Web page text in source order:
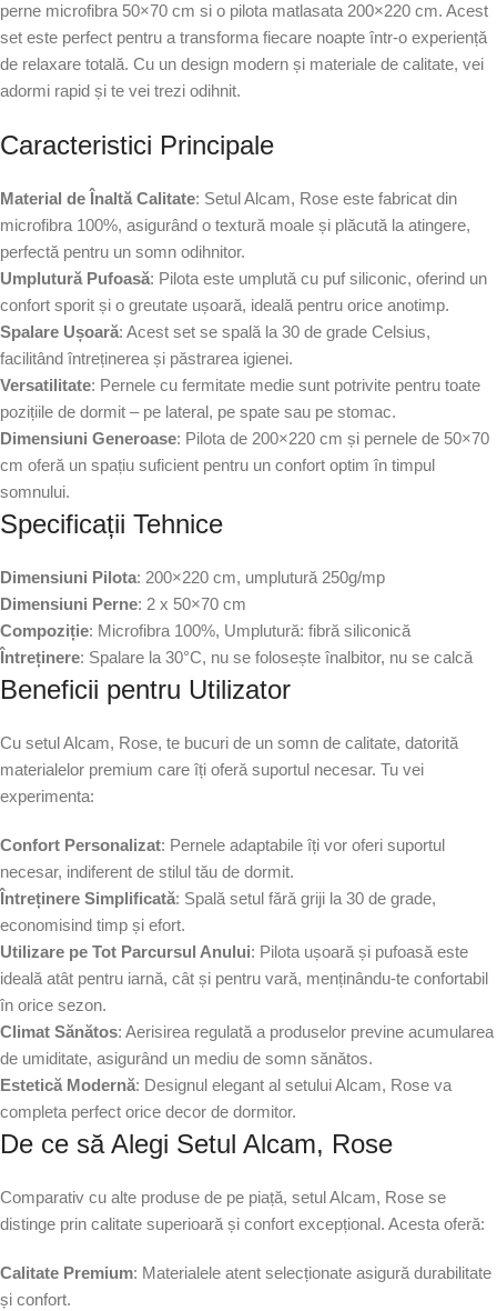
perne microfibra 50×70 cm si o pilota matlasata 200×220 cm. Acest
set este perfect pentru a transforma fiecare noapte într-o experiență
de relaxare totală. Cu un design modern și materiale de calitate, vei
adormi rapid și te vei trezi odihnit.
Caracteristici Principale
Material de Înaltă Calitate: Setul Alcam, Rose este fabricat din
microfibra 100%, asigurând o textură moale și plăcută la atingere,
perfectă pentru un somn odihnitor.
Umplutură Pufoasă: Pilota este umplută cu puf siliconic, oferind un
confort sporit și o greutate ușoară, ideală pentru orice anotimp.
Spalare Ușoară: Acest set se spală la 30 de grade Celsius,
facilitând întreținerea și păstrarea igienei.
Versatilitate: Pernele cu fermitate medie sunt potrivite pentru toate
pozițiile de dormit – pe lateral, pe spate sau pe stomac.
Dimensiuni Generoase: Pilota de 200×220 cm și pernele de 50×70
cm oferă un spațiu suficient pentru un confort optim în timpul
somnului.
Specificații Tehnice
Dimensiuni Pilota: 200×220 cm, umplutură 250g/mp
Dimensiuni Perne: 2 x 50×70 cm
Compoziție: Microfibra 100%, Umplutură: fibră siliconică
Întreținere: Spalare la 30°C, nu se folosește înalbitor, nu se calcă
Beneficii pentru Utilizator
Cu setul Alcam, Rose, te bucuri de un somn de calitate, datorită
materialelor premium care îți oferă suportul necesar. Tu vei
experimenta:
Confort Personalizat: Pernele adaptabile îți vor oferi suportul
necesar, indiferent de stilul tău de dormit.
Întreținere Simplificată: Spală setul fără griji la 30 de grade,
economisind timp și efort.
Utilizare pe Tot Parcursul Anului: Pilota ușoară și pufoasă este
ideală atât pentru iarnă, cât și pentru vară, menținându-te confortabil
în orice sezon.
Climat Sănătos: Aerisirea regulată a produselor previne acumularea
de umiditate, asigurând un mediu de somn sănătos.
Estetică Modernă: Designul elegant al setului Alcam, Rose va
completa perfect orice decor de dormitor.
De ce să Alegi Setul Alcam, Rose
Comparativ cu alte produse de pe piață, setul Alcam, Rose se
distinge prin calitate superioară și confort excepțional. Acesta oferă:
Calitate Premium: Materialele atent selecționate asigură durabilitate
și confort.